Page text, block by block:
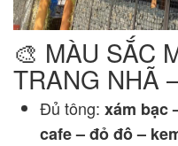
🎨 MÀU SẮC
TRANG NHÃ
Đủ tông: xám bạc
cafe – đỏ đô –